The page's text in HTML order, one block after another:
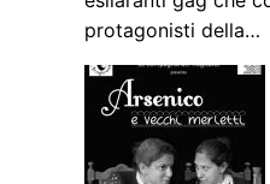
protagonisti della…